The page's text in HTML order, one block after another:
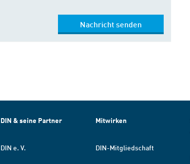
Nachricht senden
DIN & seine Partner
DIN e. V.
Mitwirken
DIN-Mitgliedschaft